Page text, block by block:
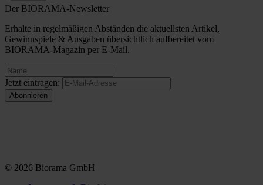
Der BIORAMA-Newsletter
Erhalte in regelmäßigen Abständen die aktuellsten Artikel,
Gewinnspiele & Ausgaben übersichtlich aufbereitet vom
BIORAMA-Magazin per E-Mail.
Jetzt eintragen:
© 2026 Biorama GmbH